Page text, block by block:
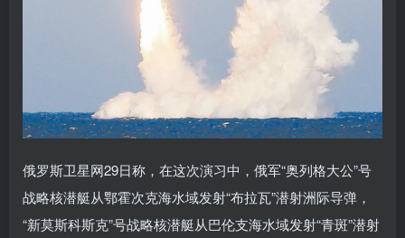
俄罗斯卫星网29日称，在这次演习中，俄军“奥列格大公”号
战略核潜艇从鄂霍次克海水域发射“布拉瓦”潜射洲际导弹，
“新莫斯科斯克”号战略核潜艇从巴伦支海水域发射“青斑”潜射